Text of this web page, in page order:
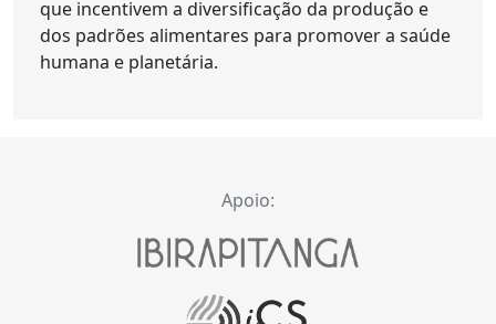
que incentivem a diversificação da produção e
dos padrões alimentares para promover a saúde
humana e planetária.
Apoio: